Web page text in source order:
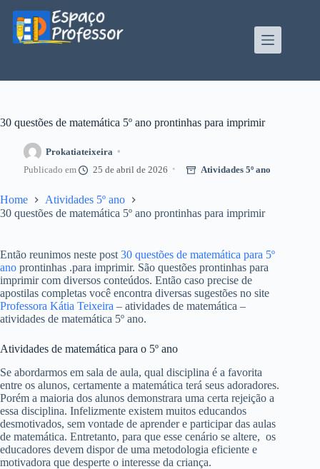
para
conteúdo
30 questões de matemática 5º ano prontinhas para imprimir
Prokatiateixeira
25 de abril de 2026
Atividades 5º ano
Home
Atividades 5º ano
30 questões de matemática 5º ano prontinhas para imprimir
Então reunimos neste post 30 questões de matemática para 5º
ano prontinhas .para imprimir. São questões prontinhas para
imprimir com diversos conteúdos. Então caso precise de
apostilas completas você encontra diversas sugestões no site
Professora Kátia Teixeira – atividades de matemática –
atividades de matemática 5º ano.
Atividades de matemática para o 5º ano
Se abordarmos em sala de aula, qual disciplina é a favorita
entre os alunos, certamente a matemática terá seus adoradores.
Porém a maioria dos alunos demonstrara uma certa rejeição a
essa disciplina. Infelizmente existem muitos educandos
desmotivados, sem vontade de aprender e participar das aulas
de matemática. Entretanto, para que esse cenário se altere, os
educadores devem dispor de uma metodologia eficiente e
motivadora que desperte o interesse da criança.